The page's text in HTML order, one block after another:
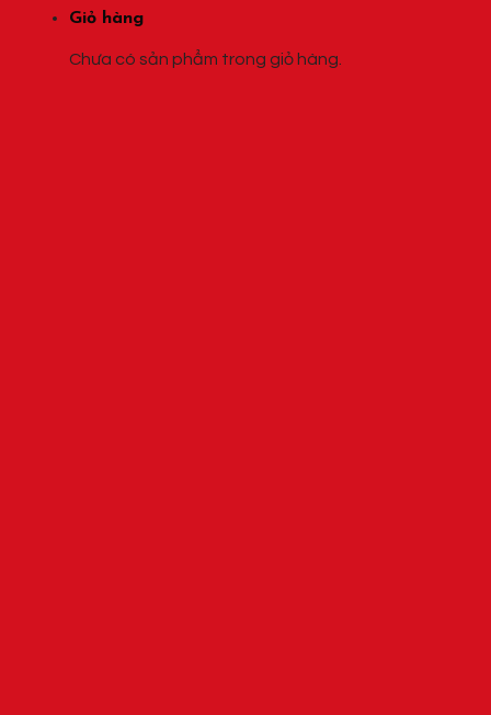
Giỏ hàng
Chưa có sản phẩm trong giỏ hàng.